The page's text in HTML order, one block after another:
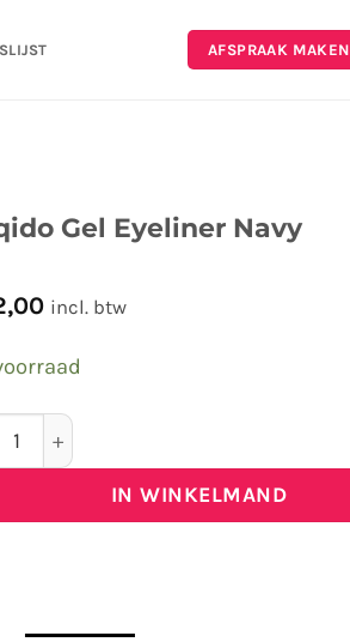
AFSPRAAK MAKEN
Gel Eyeliner Navy
incl. btw
Gel Eyeliner Navy aantal
IN WINKELMAND